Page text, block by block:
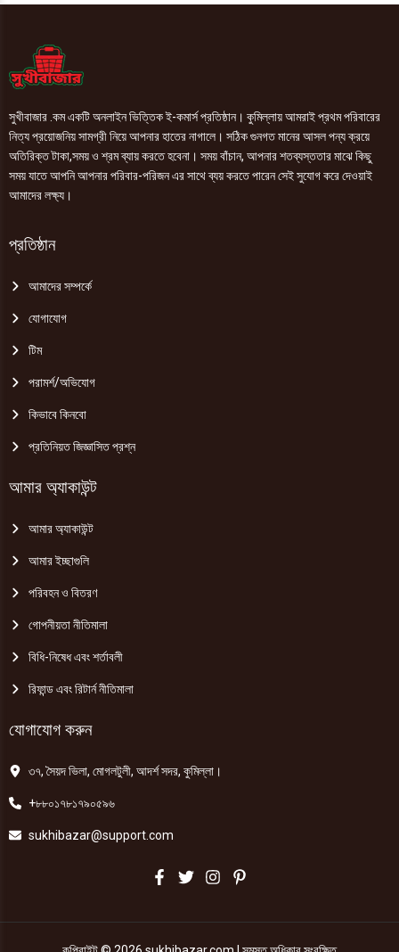
সুখীবাজার .কম একটি অনলাইন ভিত্তিক ই-কমার্স প্রতিষ্ঠান। কুমিল্লায় আমরাই প্রথম পরিবারের
নিত্য প্রয়োজনিয় সামগ্রী নিয়ে আপনার হাতের নাগালে। সঠিক গুনগত মানের আসল পন্য ক্রয়ে
অতিরিক্ত টাকা,সময় ও শ্রম ব্যায় করতে হবেনা। সময় বাঁচান, আপনার শতব্যস্ততার মাঝে কিছু
সময় যাতে আপনি আপনার পরিবার-পরিজন এর সাথে ব্যয় করতে পারেন সেই সুযোগ করে দেওয়াই
আমাদের লক্ষ্য।
প্রতিষ্ঠান
আমাদের সম্পর্কে
যোগাযোগ
টিম
পরামর্শ/অভিযোগ
কিভাবে কিনবো
প্রতিনিয়ত জিজ্ঞাসিত প্রশ্ন
আমার অ্যাকাউন্ট
আমার অ্যাকাউন্ট
আমার ইচ্ছাগুলি
পরিবহন ও বিতরণ
গোপনীয়তা নীতিমালা
বিধি-নিষেধ এবং শর্তাবলী
রিফান্ড এবং রিটার্ন নীতিমালা
যোগাযোগ করুন
৩৭, সৈয়দ ভিলা, মোগলটুলী, আদর্শ সদর, কুমিল্লা।
+৮৮০১৭৮১৭৯০৫৯৬
sukhibazar@support.com